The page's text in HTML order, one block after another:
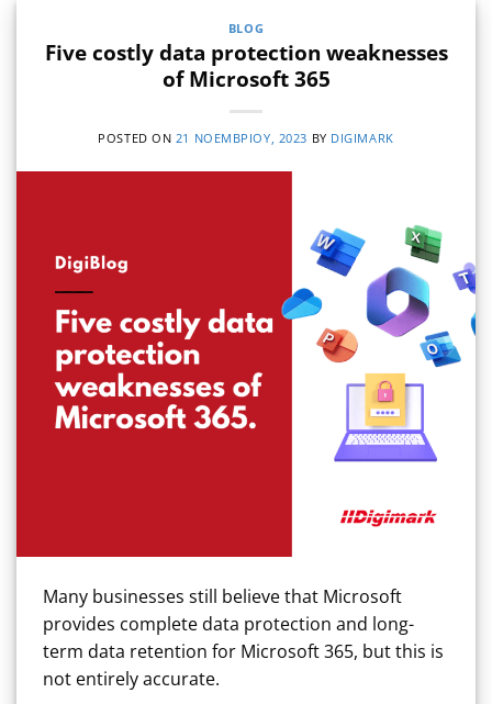
BLOG
Five costly data protection weaknesses
of Microsoft 365
POSTED ON 21 ΝΟΕΜΒΡΊΟΥ, 2023 BY DIGIMARK
Many businesses still believe that Microsoft
provides complete data protection and long-
term data retention for Microsoft 365, but this is
not entirely accurate.